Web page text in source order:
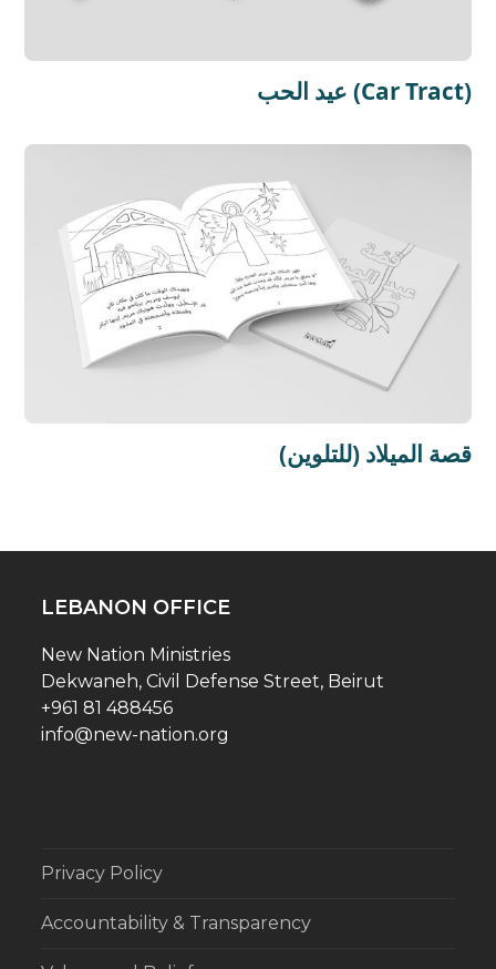
عيد الحب (Car Tract)
قصة الميلاد (للتلوين)
LEBANON OFFICE
New Nation Ministries
Dekwaneh, Civil Defense Street, Beirut
+961 81 488456
info@new-nation.org
Privacy Policy
Accountability & Transparency